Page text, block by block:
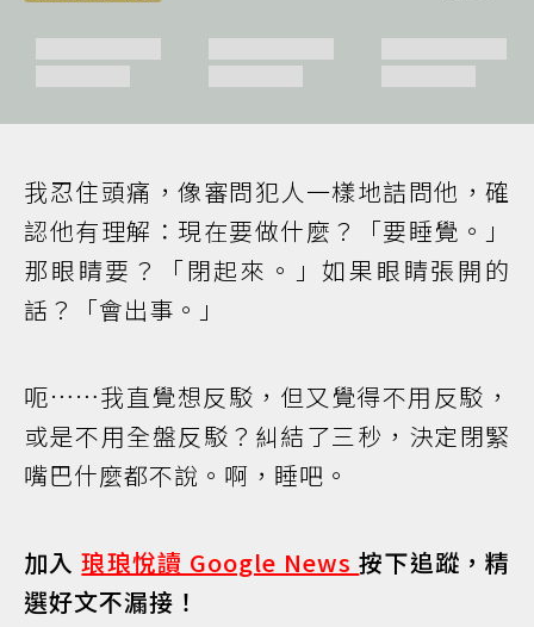
我忍住頭痛，像審問犯人一樣地詰問他，確
認他有理解：現在要做什麼？「要睡覺。」
那眼睛要？「閉起來。」如果眼睛張開的
話？「會出事。」
呃……我直覺想反駁，但又覺得不用反駁，
或是不用全盤反駁？糾結了三秒，決定閉緊
嘴巴什麼都不說。啊，睡吧。
加入琅琅悅讀 Google News按下追蹤，精
選好文不漏接！